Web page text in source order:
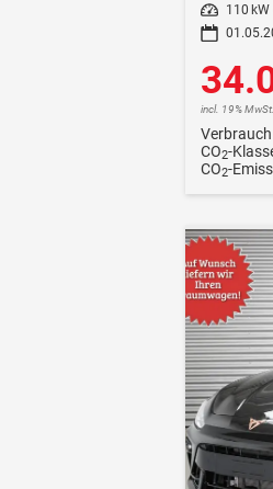
Leistung
110 kW
incl. 19% MwSt.
CO2-
CO2-